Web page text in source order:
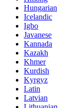
Hungarian
Icelandic
Igbo
Javanese
Kannada
Kazakh
Khmer
Kurdish
Kyrgyz
Latin
Latvian